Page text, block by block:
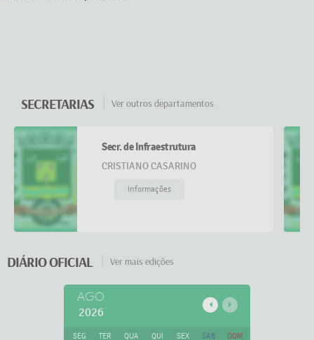
terá continuidade pelo desenvolvim...
27 NOV 2024
Detalhes
SECRETARIAS Ver outros departamentos
Secr. de Infraestrutura
CRISTIANO CASARINO
Informações
DIÁRIO OFICIAL Ver mais edições
AGO
2026
SEG TER QUA QUI SEX SAB DOM